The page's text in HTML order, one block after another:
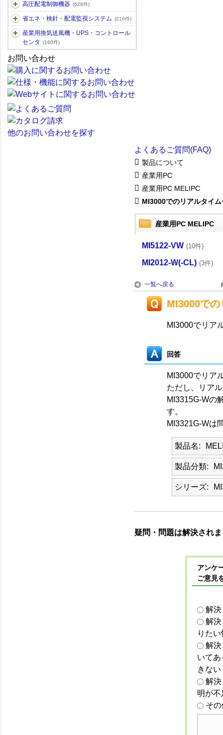
高圧配電制御機器 (628件)
省エネ・検針・配電監視システム (216件)
産業用換気送風機・UPS・コントロール
センタ
(160件)
お問い合わせ
他のお問い合わせを探す
よくあるご質問(FAQ)
製品について
産業用PC
産業用PC MELIPC
MI3000でのリアルタイ
産業用PC MELIPC
MI5122-VW (10件)
MI2012-W(-CL) (3件)
一覧へ戻る
MI3000で
MI3000でリア
回答
MI3000でリア
ただし、リア
MI3315G-Wの
す。
MI3321G-Wは
製品名
製品分類
シリーズ
疑問・問題は解決され
アンケ
ご意見
解
解
りた
解
いて
きない
解
明が
そ